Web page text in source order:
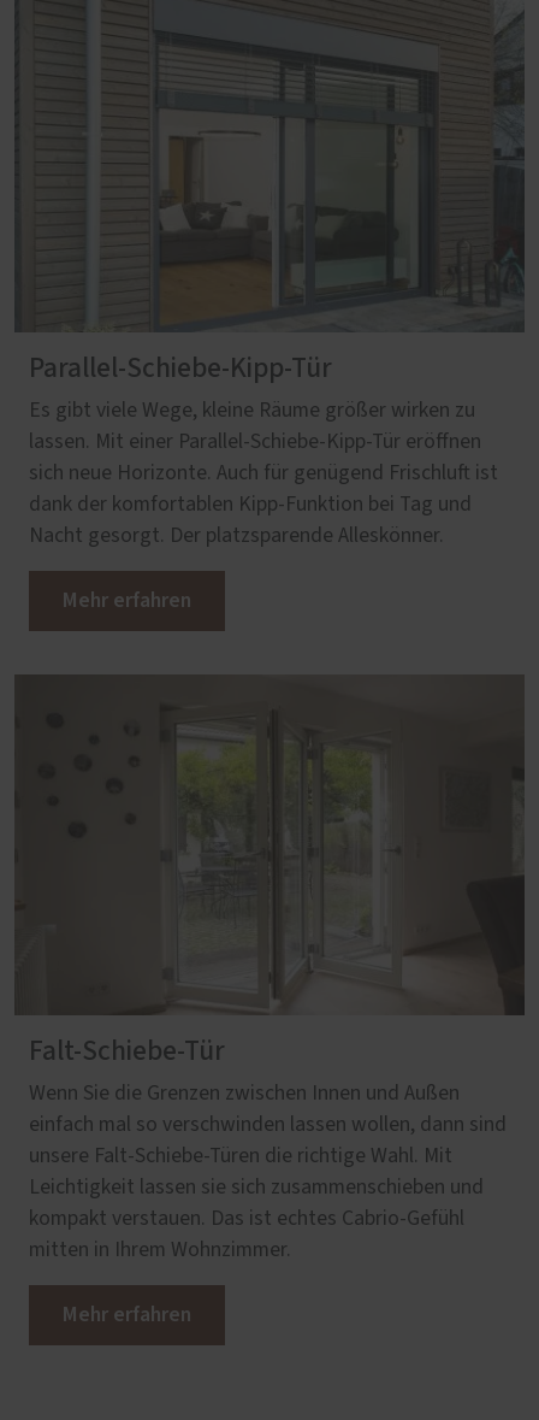
Parallel-Schiebe-Kipp-Tür
Es gibt viele Wege, kleine Räume größer wirken zu
lassen. Mit einer Parallel-Schiebe-Kipp-Tür eröffnen
sich neue Horizonte. Auch für genügend Frischluft ist
dank der komfortablen Kipp-Funktion bei Tag und
Nacht gesorgt. Der platzsparende Alleskönner.
Mehr erfahren
Falt-Schiebe-Tür
Wenn Sie die Grenzen zwischen Innen und Außen
einfach mal so verschwinden lassen wollen, dann sind
unsere Falt-Schiebe-Türen die richtige Wahl. Mit
Leichtigkeit lassen sie sich zusammenschieben und
kompakt verstauen. Das ist echtes Cabrio-Gefühl
mitten in Ihrem Wohnzimmer.
Mehr erfahren